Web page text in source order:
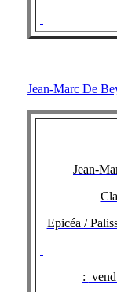
Jean-Marc
Jean-
Epicéa /
: